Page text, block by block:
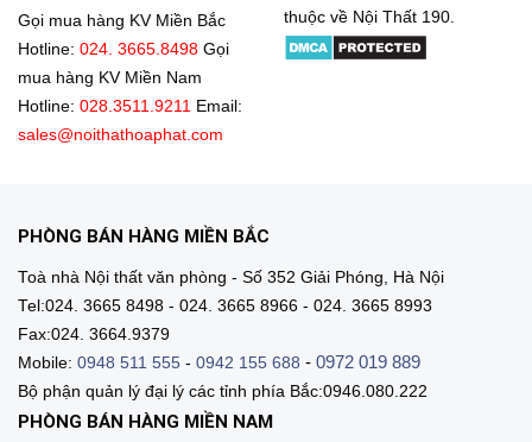
Gọi mua hàng KV Miền Bắc
Hotline: 024. 3665.8498 Gọi
mua hàng KV Miền Nam
Hotline: 028.3511.9211 Email:
sales@noithathoaphat.com
thuộc về Nội Thất 190.
PHÒNG BÁN HÀNG MIỀN BẮC
Toà nhà Nội thất văn phòng - Số 352 Giải Phóng, Hà Nội
Tel:024. 3665 8498 - 024. 3665 8966 - 024. 3665 8993
Fax:024. 3664.9379
Mobile: 0948 511 555 - 0942 155 688 - 0972 019 889
Bộ phận quản lý đại lý các tỉnh phía Bắc:0946.080.222
PHÒNG BÁN HÀNG MIỀN NAM